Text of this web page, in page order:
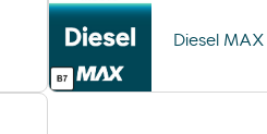
Diesel MAX